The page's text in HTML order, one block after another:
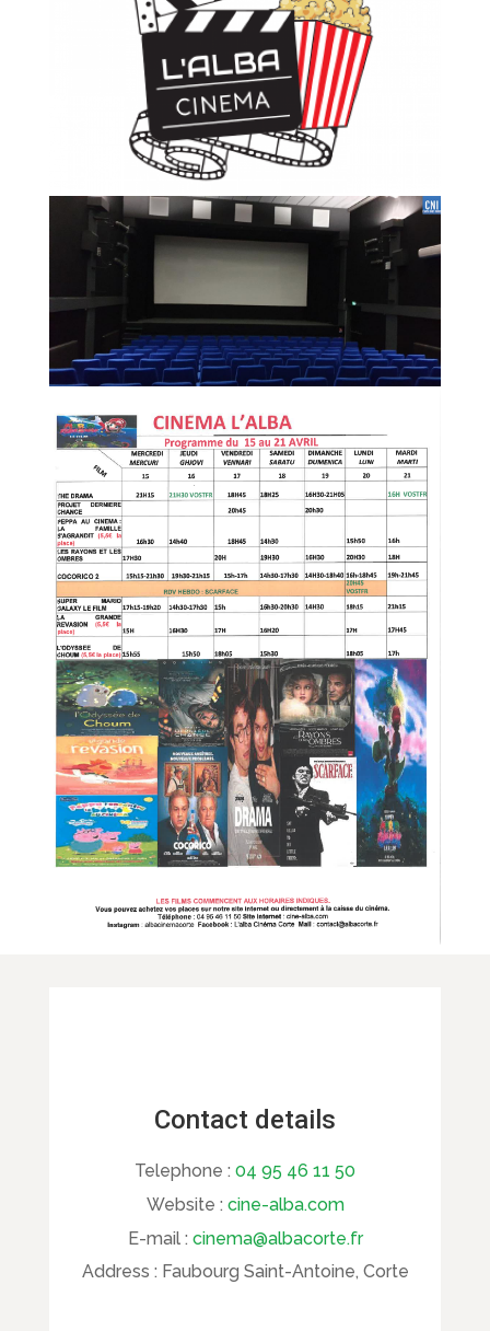
Contact details
Telephone : 04 95 46 11 50
Website : cine-alba.com
E-mail : cinema@albacorte.fr
Address : Faubourg Saint-Antoine, Corte